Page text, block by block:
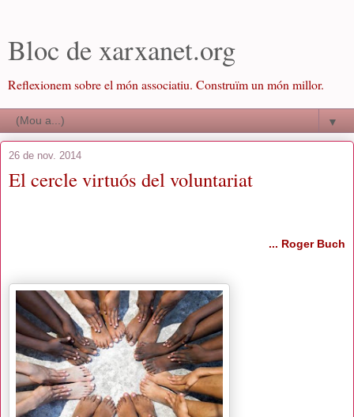
Bloc de xarxanet.org
Reflexionem sobre el món associatiu. Construïm un món millor.
▼
26 de nov. 2014
El cercle virtuós del voluntariat
... Roger Buch